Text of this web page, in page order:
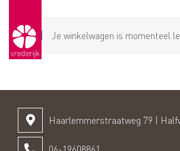
Je winkelwagen is momenteel
Haarlemmerstraatweg 79 |